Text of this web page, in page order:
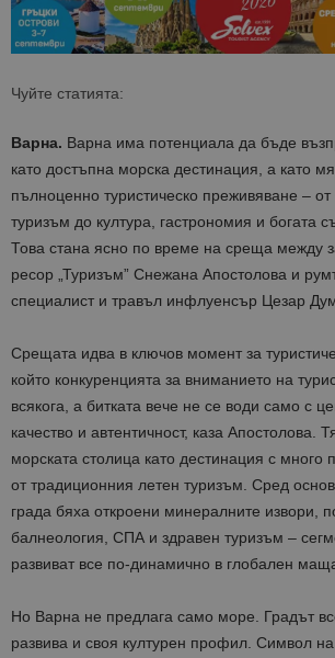
Чуйте статията:
Варна. Варна има потенциала да бъде
като достъпна морска дестинация, а като
пълноценно туристическо преживяване –
туризъм до култура, гастрономия и богата
Това стана ясно по време на среща между
ресор „Туризъм” Снежана Апостолова и
специалист и травъл инфлуенсър Цезар
Срещата идва в ключов момент за
който конкуренцията за вниманието на
всякога, а битката вече не се води само с
качество и автентичност, каза Апостолова.
морската столица като дестинация с много
от традиционния летен туризъм. Сред
града бяха откроени минералните извори,
балнеология, СПА и здравен туризъм –
развиват все по-динамично в глобален
Но Варна не предлага само море. Градът
развива и своя културен профил. Символ